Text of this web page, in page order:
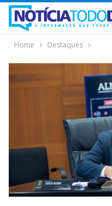
Home Destaques